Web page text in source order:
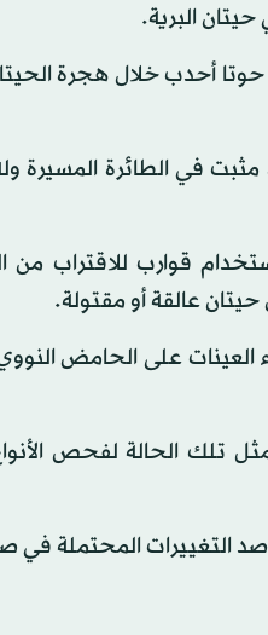
البرية.
في الطائرة المسيرة
قوارب للاقتراب
عالقة أو مقتولة.
العينات على الحامض
تلك الحالة لفحص
التغييرات المحتملة في